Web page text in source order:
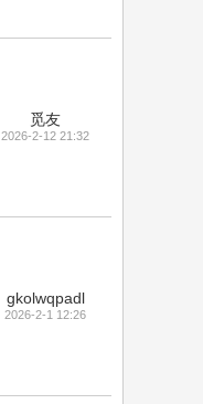
觅友
2026-2-12 21:32
gkolwqpadl
2026-2-1 12:26